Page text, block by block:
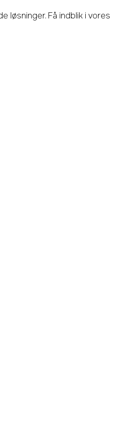
løsninger. Få indblik i vores